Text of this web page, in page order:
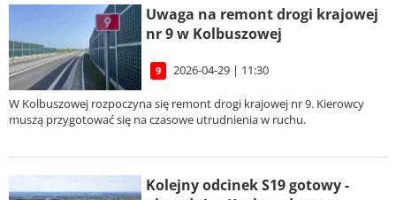
Uwaga na remont drogi krajowej
nr 9 w Kolbuszowej
9 2026-04-29 | 11:30
W Kolbuszowej rozpoczyna się remont drogi krajowej nr 9. Kierowcy
muszą przygotować się na czasowe utrudnienia w ruchu.
Kolejny odcinek S19 gotowy -